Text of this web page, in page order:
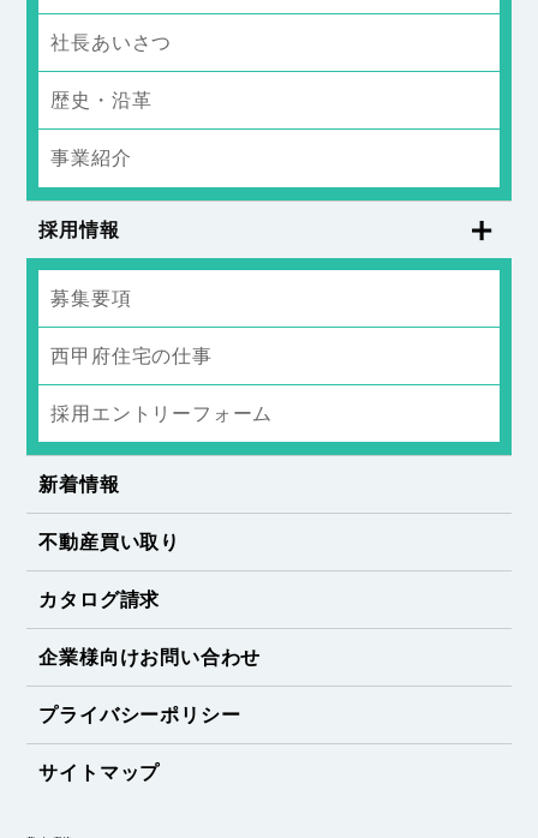
社長あいさつ
歴史・沿革
事業紹介
採用情報
募集要項
西甲府住宅の仕事
採用エントリーフォーム
新着情報
不動産買い取り
カタログ請求
企業様向けお問い合わせ
プライバシーポリシー
サイトマップ